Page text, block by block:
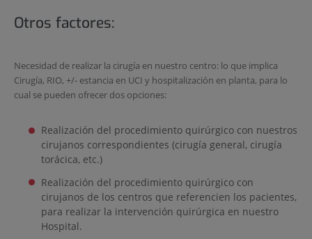
Otros factores:
Necesidad de realizar la cirugía en nuestro centro: lo que implica
Cirugía, RIO, +/- estancia en UCI y hospitalización en planta, para lo
cual se pueden ofrecer dos opciones:
Realización del procedimiento quirúrgico con nuestros
cirujanos correspondientes (cirugía general, cirugía
torácica, etc.)
Realización del procedimiento quirúrgico con
cirujanos de los centros que referencien los pacientes,
para realizar la intervención quirúrgica en nuestro
Hospital.